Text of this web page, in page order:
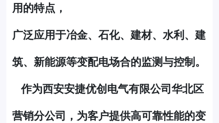
用的特点，
广泛应用于冶金、石化、建材、水利、建
筑、新能源等变配电场合的监测与控制。
作为西安安捷优创电气有限公司华北区
营销分公司，为客户提供高可靠性能的变